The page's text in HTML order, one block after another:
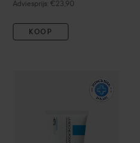
Adviesprijs: €23,90
Aanbevolen prijs €23,90
KOOP
Relief Sun: Rice + Probiotics
La Roche-Posay